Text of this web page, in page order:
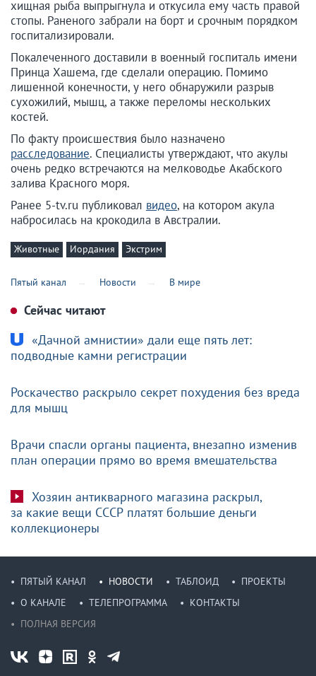
хищная рыба выпрыгнула и откусила ему часть правой
стопы. Раненого забрали на борт и срочным порядком
госпитализировали.
Покалеченного доставили в военный госпиталь имени
Принца Хашема, где сделали операцию. Помимо
лишенной конечности, у него обнаружили разрыв
сухожилий, мышц, а также переломы нескольких
костей.
По факту происшествия было назначено
расследование. Специалисты утверждают, что акулы
очень редко встречаются на мелководье Акабского
залива Красного моря.
Ранее 5-tv.ru публиковал видео, на котором акула
набросилась на крокодила в Австралии.
Животные Иордания Экстрим
Пятый канал Новости В мире
Сейчас читают
«Дачной амнистии» дали еще пять лет:
подводные камни регистрации
Роскачество раскрыло секрет похудения без вреда
для мышц
Врачи спасли органы пациента, внезапно изменив
план операции прямо во время вмешательства
Хозяин антикварного магазина раскрыл,
за какие вещи СССР платят большие деньги
коллекционеры
ПЯТЫЙ КАНАЛ НОВОСТИ ТАБЛОИД
ПРОЕКТЫ
О КАНАЛЕ
ТЕЛЕПРОГРАММА
КОНТАКТЫ
ПОЛНАЯ ВЕРСИЯ